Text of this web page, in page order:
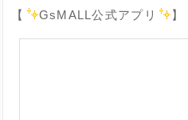
【 GsMALL公式アプリ 】